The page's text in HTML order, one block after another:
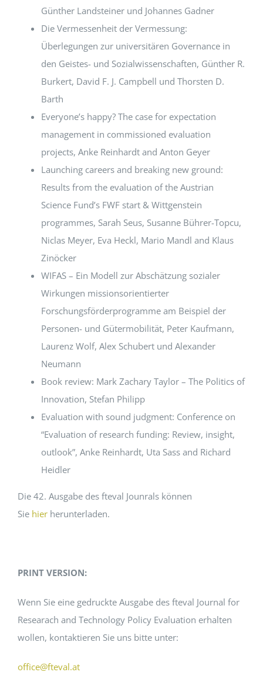
KONTAKT
Günther Landsteiner und Johannes Gadner
Die Vermessenheit der Vermessung:
Überlegungen zur universitären Governance in
den Geistes- und Sozialwissenschaften, Günther R.
Burkert, David F. J. Campbell und Thorsten D.
Barth
Everyone’s happy? The case for expectation
management in commissioned evaluation
projects, Anke Reinhardt and Anton Geyer
Launching careers and breaking new ground:
Results from the evaluation of the Austrian
Science Fund’s FWF start & Wittgenstein
programmes, Sarah Seus, Susanne Bührer-Topcu,
Niclas Meyer, Eva Heckl, Mario Mandl and Klaus
Zinöcker
WIFAS – Ein Modell zur Abschätzung sozialer
Wirkungen missionsorientierter
Forschungsförderprogramme am Beispiel der
Personen- und Gütermobilität, Peter Kaufmann,
Laurenz Wolf, Alex Schubert und Alexander
Neumann
Book review: Mark Zachary Taylor – The Politics of
Innovation, Stefan Philipp
Evaluation with sound judgment: Conference on
“Evaluation of research funding: Review, insight,
outlook”, Anke Reinhardt, Uta Sass and Richard
Heidler
Die 42. Ausgabe des fteval Jounrals können
Sie hierherunterladen.
PRINT VERSION:
Wenn Sie eine gedruckte Ausgabe des fteval Journal for
Researach and Technology Policy Evaluation erhalten
wollen, kontaktieren Sie uns bitte unter:
office@fteval.at